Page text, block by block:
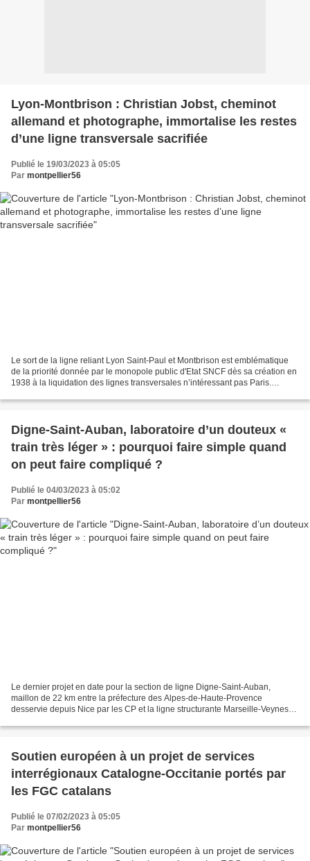
Lyon-Montbrison : Christian Jobst, cheminot
allemand et photographe, immortalise les restes
d’une ligne transversale sacrifiée
Publié le 19/03/2023 à 05:05
Par montpellier56
Le sort de la ligne reliant Lyon Saint-Paul et Montbrison est emblématique
de la priorité donnée par le monopole public d'Etat SNCF dès sa création en
1938 à la liquidation des lignes transversales n’intéressant pas Paris.
Digne-Saint-Auban, laboratoire d’un douteux «
train très léger » : pourquoi faire simple quand
on peut faire compliqué ?
Publié le 04/03/2023 à 05:02
Par montpellier56
Le dernier projet en date pour la section de ligne Digne-Saint-Auban,
maillon de 22 km entre la préfecture des Alpes-de-Haute-Provence
desservie depuis Nice par les CP et la ligne structurante Marseille-Veynes
Soutien européen à un projet de services
interrégionaux Catalogne-Occitanie portés par
les FGC catalans
Publié le 07/02/2023 à 05:05
Par montpellier56